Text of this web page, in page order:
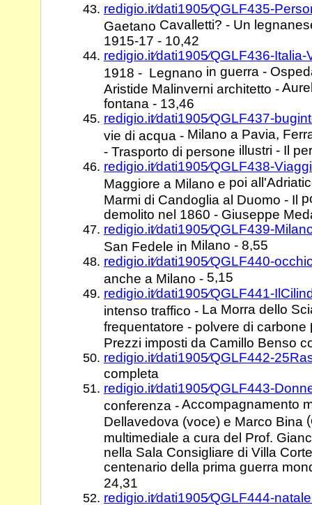
redigio.it⁄dati1905⁄QGLF435-
Gaetano Cavalletti? - Un
1915-17 - 10,42
redigio.it⁄dati1905⁄QGLF436-
1918 - Legnano in guerra -
Aristide Malinverni architetto -
fontana - 13,46
redigio.it⁄dati1905⁄QGLF437-
vie di acqua - Milano a Pavia,
- Trasporto di persone illustri - Il
redigio.it⁄dati1905⁄QGLF438-
Maggiore a Milano e poi
Marmi di Candoglia al Duomo - Il
demolito nel 1860 - Giuseppe
redigio.it⁄dati1905⁄QGLF439-
San Fedele in Milano - 8,55
redigio.it⁄dati1905⁄QGLF440-
anche a Milano - 5,15
redigio.it⁄dati1905⁄QGLF441-
intenso traffico - La Morra dello
frequentatore - polvere di carbone
Prezzi imposti da Camillo Benso
redigio.it⁄dati1905⁄QGLF442-
completa
redigio.it⁄dati1905⁄QGLF443-
conferenza - Accompagnamento
Dellavedova (voce) e Marco Bina
multimediale a cura del Prof.
nella Sala Consigliare di Villa
centenario della prima guerra
24,31
redigio.it⁄dati1905⁄QGLF444-